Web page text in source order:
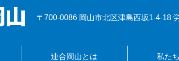
〒700-0086 岡山市北区津島西坂1-4-18
連合岡山とは 私た